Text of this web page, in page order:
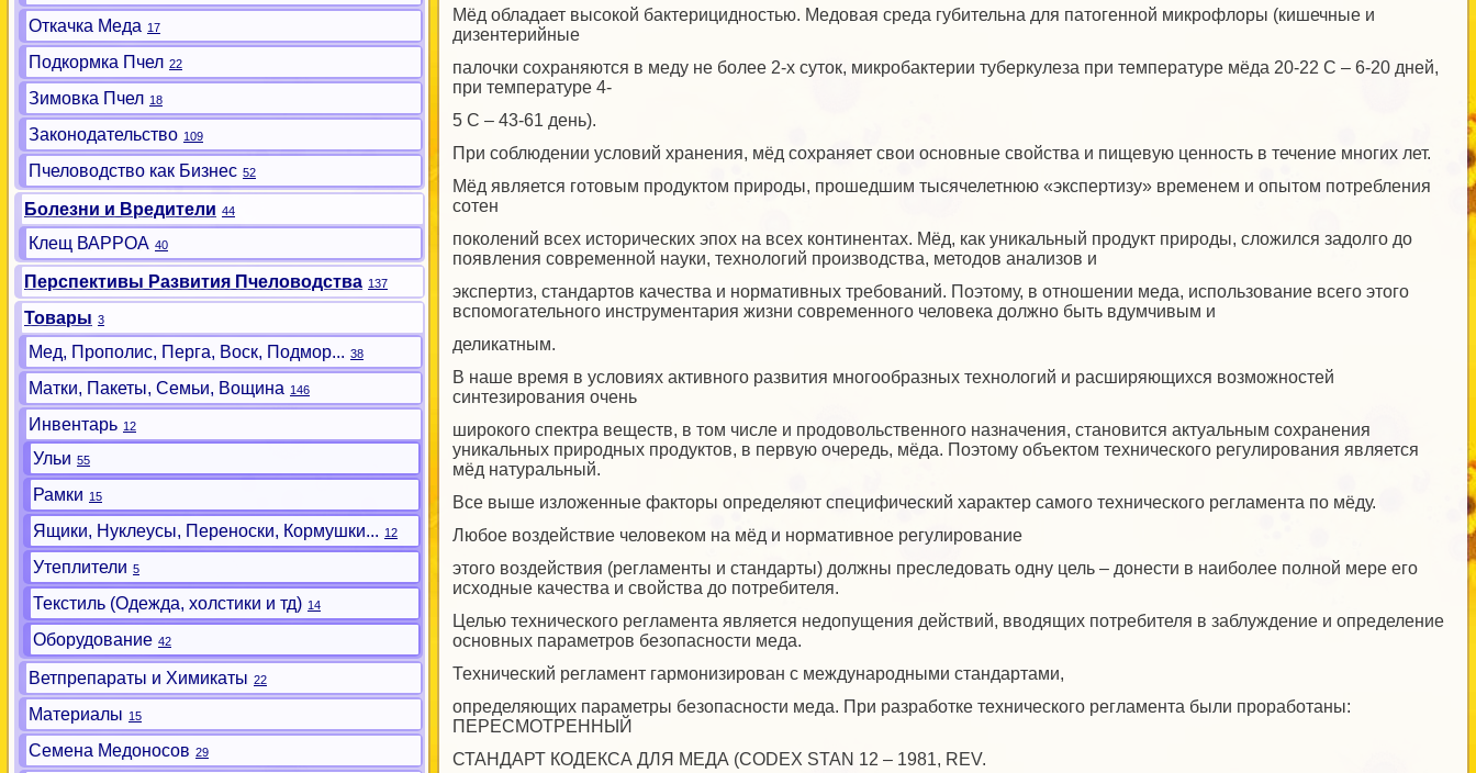
Мёд обладает высокой бактерицидностью. Медовая среда губительна для патогенной микрофлоры (кишечные и
дизентерийные
палочки сохраняются в меду не более 2-х суток, микробактерии туберкулеза при температуре мёда 20-22 С – 6-20 дней,
при температуре 4-
5 С – 43-61 день).
При соблюдении условий хранения, мёд сохраняет свои основные свойства и пищевую ценность в течение многих лет.
Мёд является готовым продуктом природы, прошедшим тысячелетнюю «экспертизу» временем и опытом потребления
сотен
поколений всех исторических эпох на всех континентах. Мёд, как уникальный продукт природы, сложился задолго до
появления современной науки, технологий производства, методов анализов и
экспертиз, стандартов качества и нормативных требований. Поэтому, в отношении меда, использование всего этого
вспомогательного инструментария жизни современного человека должно быть вдумчивым и
деликатным.
В наше время в условиях активного развития многообразных технологий и расширяющихся возможностей
синтезирования очень
широкого спектра веществ, в том числе и продовольственного назначения, становится актуальным сохранения
уникальных природных продуктов, в первую очередь, мёда. Поэтому объектом технического регулирования является
мёд натуральный.
Все выше изложенные факторы определяют специфический характер самого технического регламента по мёду.
Любое воздействие человеком на мёд и нормативное регулирование
этого воздействия (регламенты и стандарты) должны преследовать одну цель – донести в наиболее полной мере его
исходные качества и свойства до потребителя.
Целью технического регламента является недопущения действий, вводящих потребителя в заблуждение и определение
основных параметров безопасности меда.
Технический регламент гармонизирован с международными стандартами,
определяющих параметры безопасности меда. При разработке технического регламента были проработаны:
ПЕРЕСМОТРЕННЫЙ
СТАНДАРТ КОДЕКСА ДЛЯ МЕДА (CODEX STAN 12 – 1981, REV.
Откачка Меда 17
Подкормка Пчел 22
Зимовка Пчел 18
Законодательство 109
Пчеловодство как Бизнес 52
Болезни и Вредители 44
Клещ ВАРРОА 40
Перспективы Развития Пчеловодства 137
Товары 3
Мед, Прополис, Перга, Воск, Подмор... 38
Матки, Пакеты, Семьи, Вощина 146
Инвентарь 12
Ульи 55
Рамки 15
Ящики, Нуклеусы, Переноски, Кормушки... 12
Утеплители 5
Текстиль (Одежда, холстики и тд) 14
Оборудование 42
Ветпрепараты и Химикаты 22
Материалы 15
Семена Медоносов 29